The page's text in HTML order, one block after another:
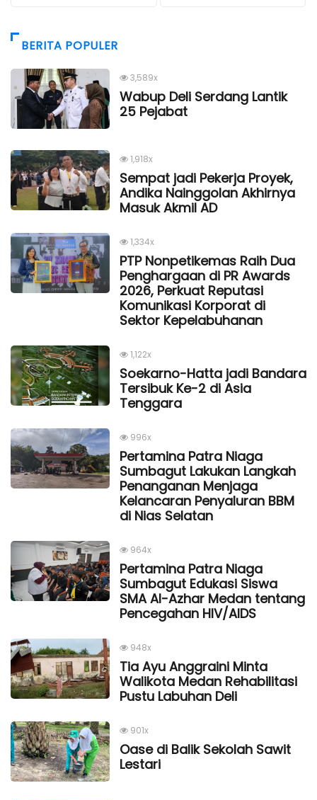
BERITA POPULER
3,589x
Wabup Deli Serdang Lantik
25 Pejabat
1,918x
Sempat jadi Pekerja Proyek,
Andika Nainggolan Akhirnya
Masuk Akmil AD
1,334x
PTP Nonpetikemas Raih Dua
Penghargaan di PR Awards
2026, Perkuat Reputasi
Komunikasi Korporat di
Sektor Kepelabuhanan
1,122x
Soekarno-Hatta jadi Bandara
Tersibuk Ke-2 di Asia
Tenggara
996x
Pertamina Patra Niaga
Sumbagut Lakukan Langkah
Penanganan Menjaga
Kelancaran Penyaluran BBM
di Nias Selatan
964x
Pertamina Patra Niaga
Sumbagut Edukasi Siswa
SMA Al-Azhar Medan tentang
Pencegahan HIV/AIDS
948x
Tia Ayu Anggraini Minta
Walikota Medan Rehabilitasi
Pustu Labuhan Deli
901x
Oase di Balik Sekolah Sawit
Lestari